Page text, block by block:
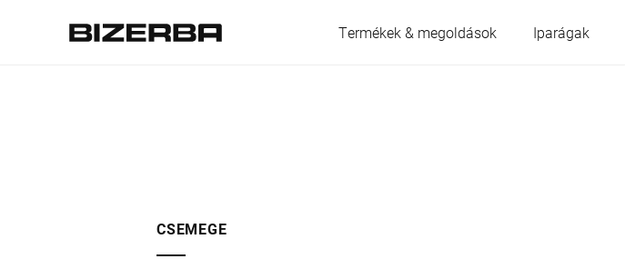
Termékek & megoldások Iparágak
CSEMEGE